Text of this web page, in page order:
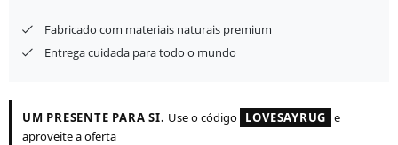
Fabricado com materiais naturais premium
Entrega cuidada para todo o mundo
UM PRESENTE PARA SI. Use o código LOVESAYRUG e
aproveite a oferta